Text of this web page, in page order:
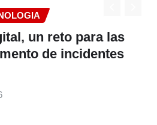
un reto para las
de incidentes